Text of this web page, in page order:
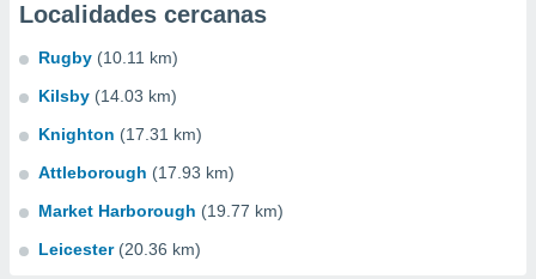
Localidades cercanas
Rugby (10.11 km)
Kilsby (14.03 km)
Knighton (17.31 km)
Attleborough (17.93 km)
Market Harborough (19.77 km)
Leicester (20.36 km)